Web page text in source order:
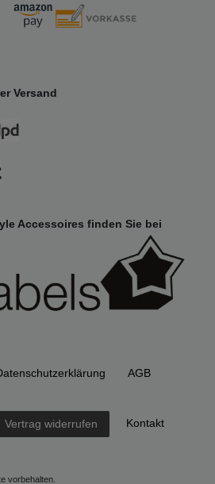
Versand
Accessoires finden Sie bei
AGB
Vertrag widerrufen Kontakt
vorbehalten.